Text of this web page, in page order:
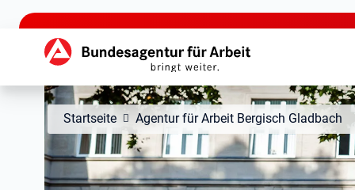
zu den Hauptinhalten springen
Hauptnavigation
Startseite Agentur für Arbeit Bergisch Gladbach